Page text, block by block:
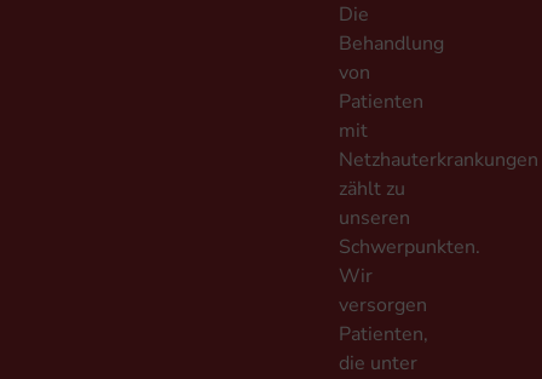
Die
Behandlung
von
Patienten
mit
Netzhauterkrankungen
zählt zu
unseren
Schwerpunkten.
Wir
versorgen
Patienten,
die unter